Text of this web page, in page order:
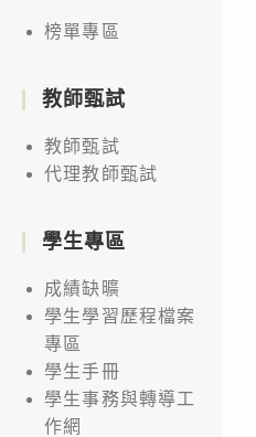
榜單專區
教師甄試
教師甄試
代理教師甄試
學生專區
成績缺曠
學生學習歷程檔案
專區
學生手冊
學生事務與轉導工
作網